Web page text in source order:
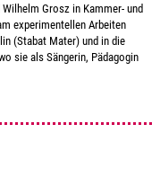
Grosz in Kammer- und
experimentellen Arbeiten
(Stabat Mater) und in die
sie als Sängerin, Pädagogin